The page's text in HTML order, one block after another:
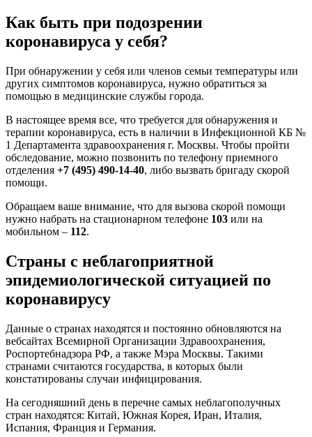
Как быть при подозрении
коронавируса у себя?
При обнаружении у себя или членов семьи температуры или
других симптомов коронавируса, нужно обратиться за
помощью в медицинские службы города.
В настоящее время все, что требуется для обнаружения и
терапии коронавируса, есть в наличии в Инфекционной КБ №
1 Департамента здравоохранения г. Москвы. Чтобы пройти
обследование, можно позвонить по телефону приемного
отделения +7 (495) 490-14-40, либо вызвать бригаду скорой
помощи.
Обращаем ваше внимание, что для вызова скорой помощи
нужно набрать на стационарном телефоне 103 или на
мобильном – 112.
Страны с неблагоприятной
эпидемиологической ситуацией по
коронавирусу
Данные о странах находятся и постоянно обновляются на
вебсайтах Всемирной Организации Здравоохранения,
Роспортебнадзора РФ, а также Мэра Москвы. Такими
странами считаются государства, в которых были
констатированы случаи инфицирования.
На сегодняшний день в перечне самых неблагополучных
стран находятся: Китай, Южная Корея, Иран, Италия,
Испания, Франция и Германия.